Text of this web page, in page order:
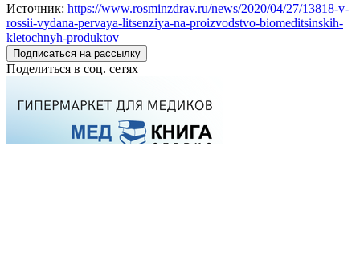
Источник: https://www.rosminzdrav.ru/news/2020/04/27/13818-v-
rossii-vydana-pervaya-litsenziya-na-proizvodstvo-biomeditsinskih-
kletochnyh-produktov
Подписаться на рассылку
Поделиться в соц. сетях